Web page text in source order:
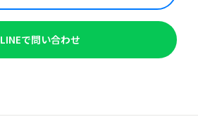
LINEで問い合わせ